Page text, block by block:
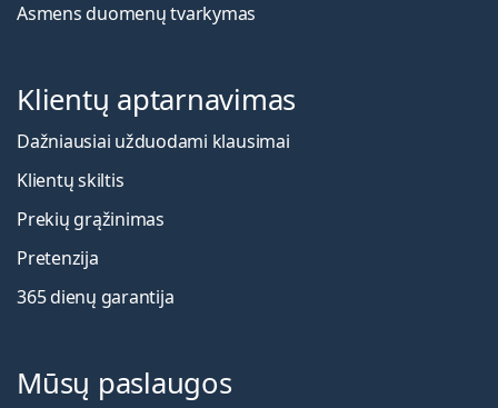
Asmens duomenų tvarkymas
Klientų aptarnavimas
Dažniausiai užduodami klausimai
Klientų skiltis
Prekių grąžinimas
Pretenzija
365 dienų garantija
Mūsų paslaugos